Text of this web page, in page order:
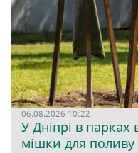
06.08.2026 10:22
У Дніпрі в парках
мішки для поливу